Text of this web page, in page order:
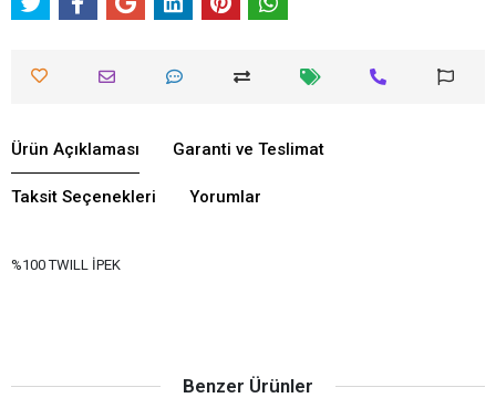
Ürün Açıklaması Garanti ve Teslimat
Taksit Seçenekleri Yorumlar
%100 TWILL İPEK
Benzer Ürünler